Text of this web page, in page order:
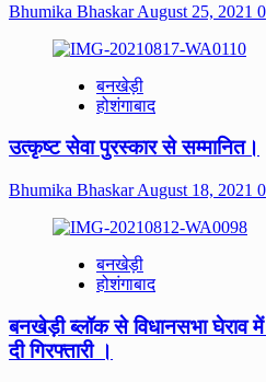
Bhumika BhaskarAugust 25, 2021 0
बनखेड़ी
होशंगाबाद
उत्कृष्ट सेवा पुरस्कार से सम्मानित।
Bhumika BhaskarAugust 18, 2021 0
बनखेड़ी
होशंगाबाद
बनखेड़ी ब्लॉक से विधानसभा घेराव
दी गिरफ्तारी ।